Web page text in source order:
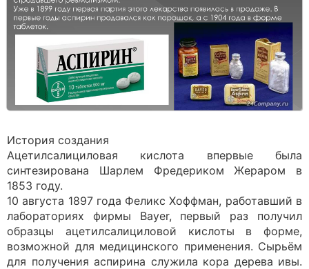
История создания
Ацетилсалициловая кислота впервые была
синтезирована Шарлем Фредериком Жераром в
1853 году.
10 августа 1897 года Феликс Хоффман, работавший в
лабораториях фирмы Bayer, первый раз получил
образцы ацетилсалициловой кислоты в форме,
возможной для медицинского применения. Сырьём
для получения аспирина служила кора дерева ивы.